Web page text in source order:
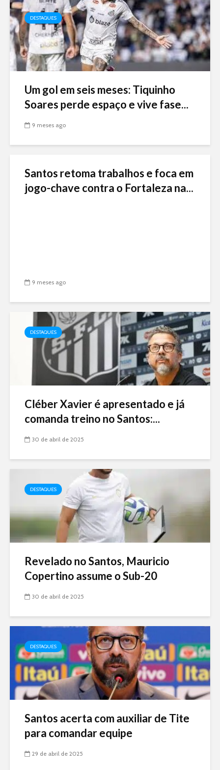
DESTAQUES
Um gol em seis meses: Tiquinho
Soares perde espaço e vive fase...
9 meses ago
Santos retoma trabalhos e foca em
jogo-chave contra o Fortaleza na...
9 meses ago
DESTAQUES
Cléber Xavier é apresentado e já
comanda treino no Santos:...
30 de abril de 2025
DESTAQUES
Revelado no Santos, Mauricio
Copertino assume o Sub-20
30 de abril de 2025
DESTAQUES
Santos acerta com auxiliar de Tite
para comandar equipe
29 de abril de 2025